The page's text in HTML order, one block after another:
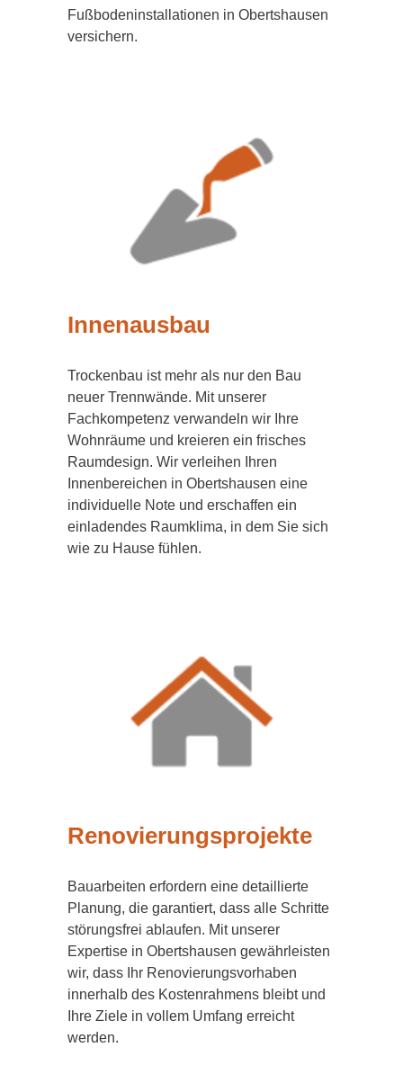
Fußbodeninstallationen in Obertshausen
versichern.
Innenausbau
Trockenbau ist mehr als nur den Bau
neuer Trennwände. Mit unserer
Fachkompetenz verwandeln wir Ihre
Wohnräume und kreieren ein frisches
Raumdesign. Wir verleihen Ihren
Innenbereichen in Obertshausen eine
individuelle Note und erschaffen ein
einladendes Raumklima, in dem Sie sich
wie zu Hause fühlen.
Renovierungsprojekte
Bauarbeiten erfordern eine detaillierte
Planung, die garantiert, dass alle Schritte
störungsfrei ablaufen. Mit unserer
Expertise in Obertshausen gewährleisten
wir, dass Ihr Renovierungsvorhaben
innerhalb des Kostenrahmens bleibt und
Ihre Ziele in vollem Umfang erreicht
werden.